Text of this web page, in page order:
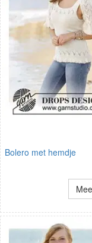
Bolero met hemdje